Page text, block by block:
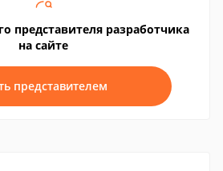
представителя разработчика
на сайте
представителем